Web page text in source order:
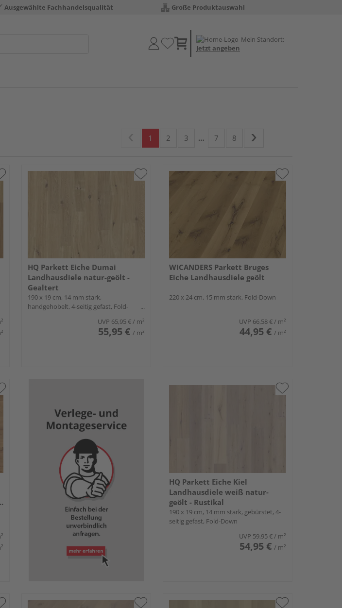
Ausgewählte Fachhandelsqualität Große Produktauswahl
Mein Standort:
Jetzt angeben
1 2 3 … 7 8
HQ Parkett Eiche Dumai
Landhausdiele natur-geölt -
Gealtert
190 x 19 cm, 14 mm stark,
handgehobelt, 4-seitig gefast, Fold-
UVP 65,95 €/ m²
55,95 € / m²
WICANDERS Parkett Bruges
Eiche Landhausdiele geölt
220 x 24 cm, 15 mm stark, Fold-Down
UVP 66,58 €/ m²
44,95 € / m²
HQ Parkett Eiche Kiel
Landhausdiele weiß natur-
geölt - Rustikal
190 x 19 cm, 14 mm stark, gebürstet, 4-
seitig gefast, Fold-Down
UVP 59,95 €/ m²
54,95 € / m²